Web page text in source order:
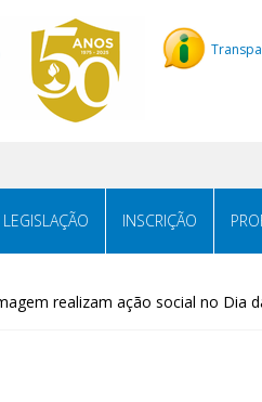
LEGISLAÇÃO INSCRIÇÃO
realizam ação social no Dia